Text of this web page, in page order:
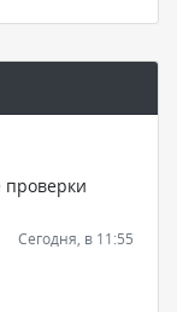
проверки
Сегодня, в 11:55